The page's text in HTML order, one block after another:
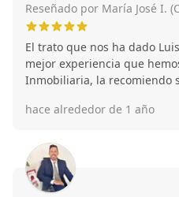
Reseñado por María José I.
El trato que nos ha dado
mejor experiencia que
Inmobiliaria, la recomiendo
acompañados en el
hace alrededor de 1 año